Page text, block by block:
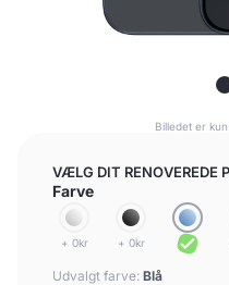
Billedet er
VÆLG DIT RENOVEREDE
Farve
+ 0kr + 0kr
Udvalgt farve: Blå